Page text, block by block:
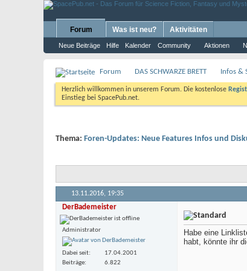
Forum
Neue Beiträge Hilfe Kalender Community Aktionen
Was ist neu? Aktivitäten
Forum DAS SCHWARZE BRETT Infos &
Herzlich willkommen in unserem Forum. Die kostenlose
Einstieg bei SpacePub.net.
Thema: Foren-Updates: Neue Features Infos und
13.11.2016, 19:35
DerBademeister
Administrator
Dabei seit
17.04.2001
Beiträge
6.822
Habe eine
habt, könnte ihr